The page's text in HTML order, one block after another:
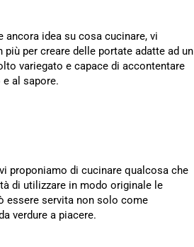
ancora idea su cosa cucinare, vi
per creare delle portate adatte ad un
variegato e capace di accontentare
al sapore.
proponiamo di cucinare qualcosa che
di utilizzare in modo originale le
essere servita non solo come
verdure a piacere.